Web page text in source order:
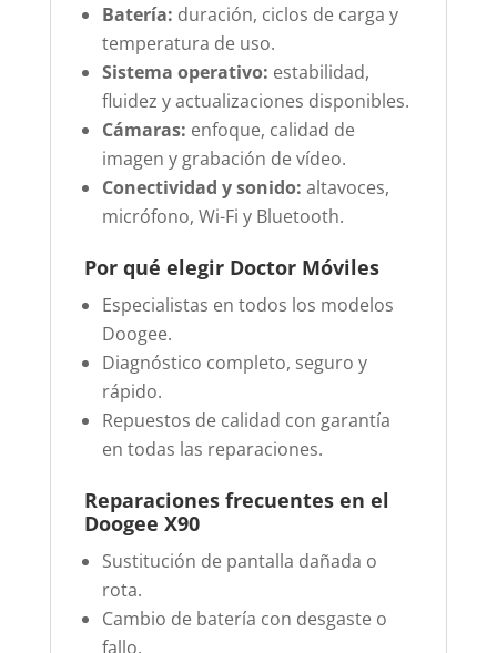
Batería: duración, ciclos de carga y
temperatura de uso.
Sistema operativo: estabilidad,
fluidez y actualizaciones disponibles.
Cámaras: enfoque, calidad de
imagen y grabación de vídeo.
Conectividad y sonido: altavoces,
micrófono, Wi-Fi y Bluetooth.
Por qué elegir Doctor Móviles
Especialistas en todos los modelos
Doogee.
Diagnóstico completo, seguro y
rápido.
Repuestos de calidad con garantía
en todas las reparaciones.
Reparaciones frecuentes en el
Doogee X90
Sustitución de pantalla dañada o
rota.
Cambio de batería con desgaste o
fallo.